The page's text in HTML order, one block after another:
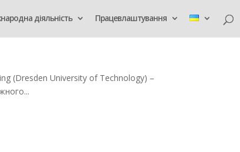
діяльність Працевлаштування
(Dresden University of Technology) –